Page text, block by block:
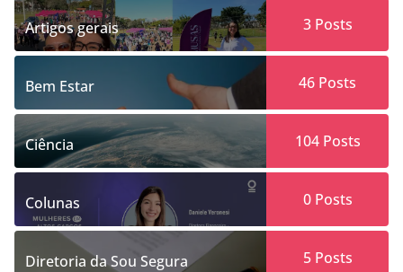
Artigos gerais 3Posts
Bem Estar 46 Posts
Ciência 104Posts
Colunas 0Posts
Diretoria da Sou Segura 5Posts